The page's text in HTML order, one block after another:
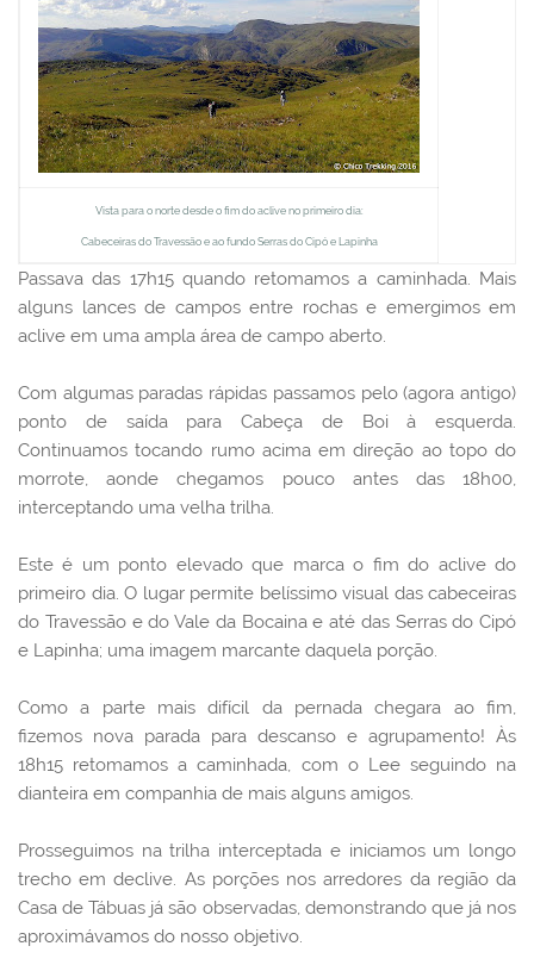
Vista para o norte desde o fim do aclive no primeiro dia:
Cabeceiras do Travessão e ao fundo Serras do Cipó e Lapinha
Passava das 17h15 quando retomamos a caminhada. Mais
alguns lances de campos entre rochas e emergimos em
aclive em uma ampla área de campo aberto.
Com algumas paradas rápidas passamos pelo (agora antigo)
ponto de saída para Cabeça de Boi à esquerda.
Continuamos tocando rumo acima em direção ao topo do
morrote, aonde chegamos pouco antes das 18h00,
interceptando uma velha trilha.
Este é um ponto elevado que marca o fim do aclive do
primeiro dia. O lugar permite belíssimo visual das cabeceiras
do Travessão e do Vale da Bocaina e até das Serras do Cipó
e Lapinha; uma imagem marcante daquela porção.
Como a parte mais difícil da pernada chegara ao fim,
fizemos nova parada para descanso e agrupamento! Às
18h15 retomamos a caminhada, com o Lee seguindo na
dianteira em companhia de mais alguns amigos.
Prosseguimos na trilha interceptada e iniciamos um longo
trecho em declive. As porções nos arredores da região da
Casa de Tábuas já são observadas, demonstrando que já nos
aproximávamos do nosso objetivo.